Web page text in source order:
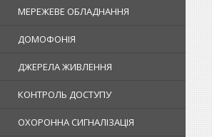
МЕРЕЖЕВЕ ОБЛАДНАННЯ
ДОМОФОНІЯ
ДЖЕРЕЛА ЖИВЛЕННЯ
КОНТРОЛЬ ДОСТУПУ
ОХОРОННА СИГНАЛІЗАЦІЯ